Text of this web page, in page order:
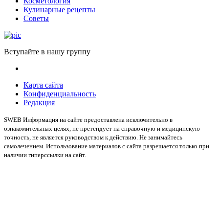
Кулинарные рецепты
Советы
Вступайте в нашу группу
Карта сайта
Конфиденциальность
Редакция
SWEB Информация на сайте предоставлена исключительно в
ознакомительных целях, не претендует на справочную и медицинскую
точность, не является руководством к действию. Не занимайтесь
самолечением. Использование материалов с сайта разрешается только при
наличии гиперссылки на сайт.